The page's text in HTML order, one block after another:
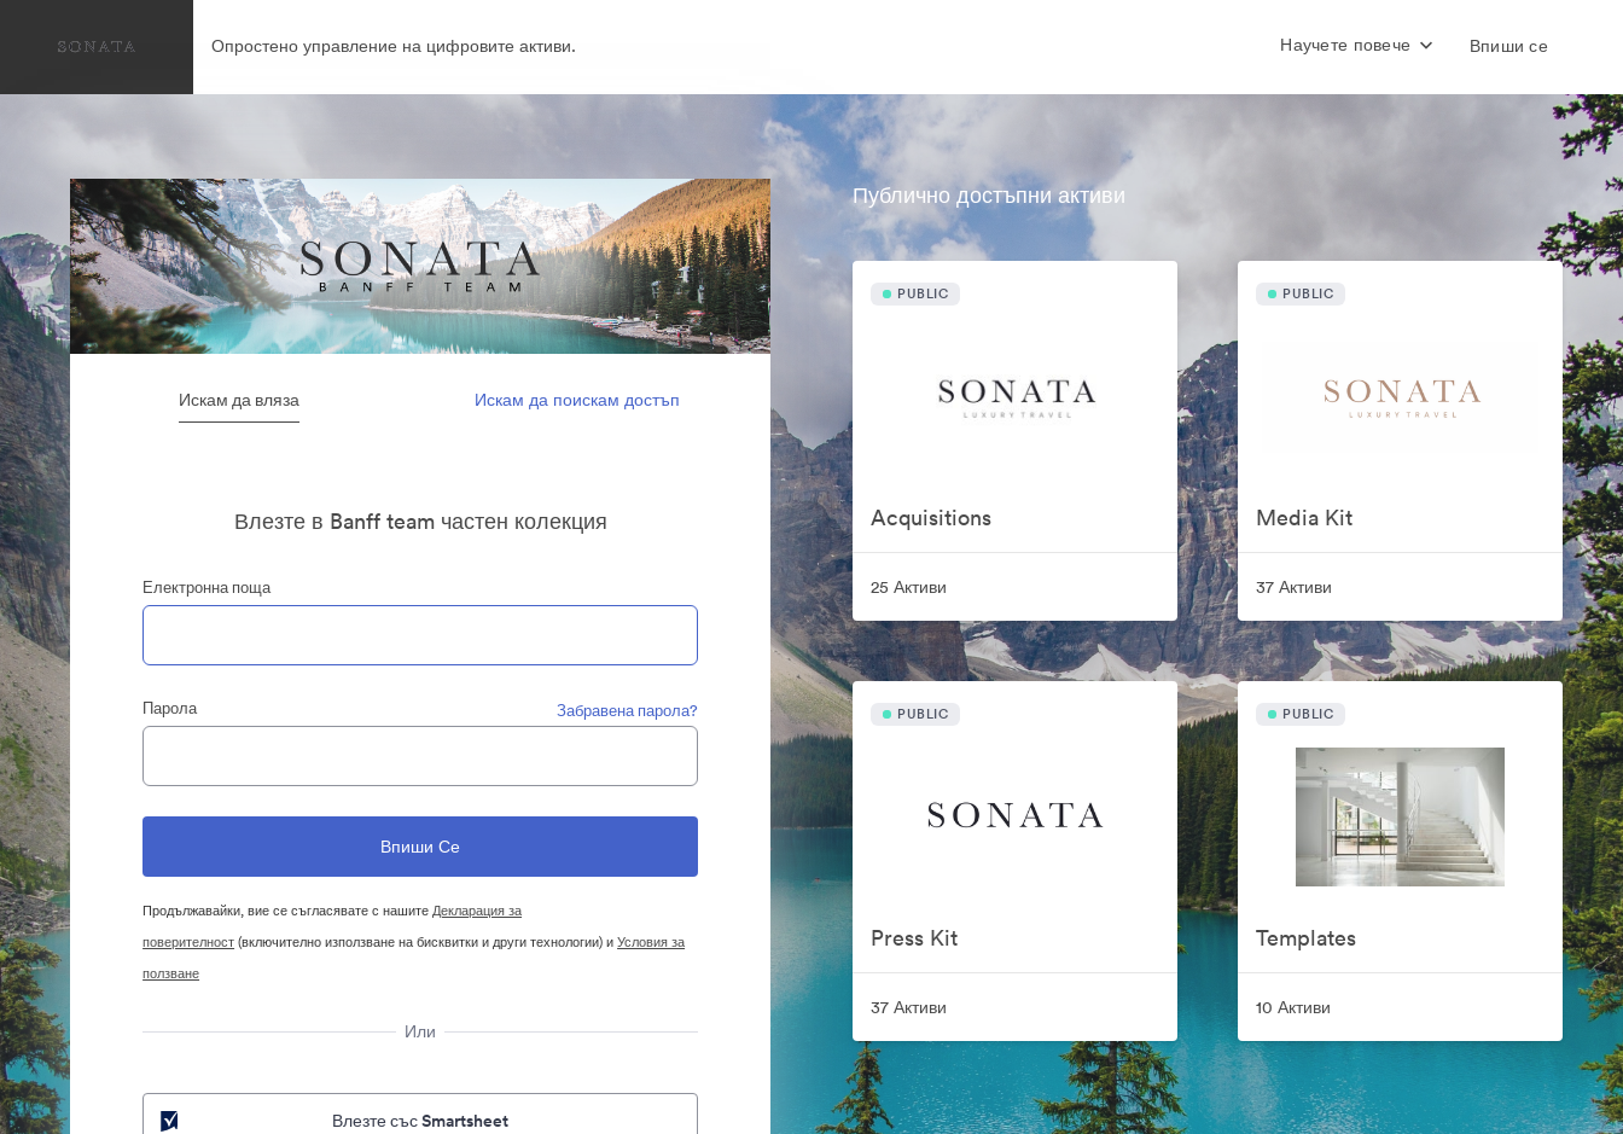
Опростено управление на цифровите активи. Научете повече Впиши се
Искам да вляза Искам да поискам достъп
Влезте в Banff team частен колекция
Електронна поща
Парола Забравена парола?
Продължавайки, вие се съгласявате с нашитеДекларация за
поверителност(включително използване на бисквитки и други технологии) иУсловия за
ползване
Или
Влезте със Smartsheet
Публично достъпни активи
PUBLIC
Acquisitions
25 Активи
PUBLIC
Media Kit
37 Активи
PUBLIC
Press Kit
37 Активи
PUBLIC
Templates
10 Активи